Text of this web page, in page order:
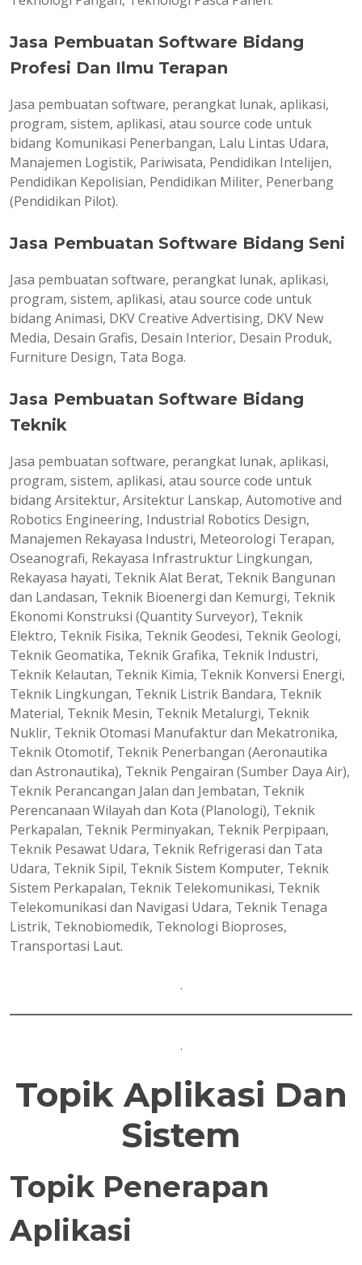
Jasa Pembuatan Software Bidang
Profesi Dan Ilmu Terapan
Jasa pembuatan software, perangkat lunak, aplikasi,
program, sistem, aplikasi, atau source code untuk
bidang Komunikasi Penerbangan, Lalu Lintas Udara,
Manajemen Logistik, Pariwisata, Pendidikan Intelijen,
Pendidikan Kepolisian, Pendidikan Militer, Penerbang
(Pendidikan Pilot).
Jasa Pembuatan Software Bidang Seni
Jasa pembuatan software, perangkat lunak, aplikasi,
program, sistem, aplikasi, atau source code untuk
bidang Animasi, DKV Creative Advertising, DKV New
Media, Desain Grafis, Desain Interior, Desain Produk,
Furniture Design, Tata Boga.
Jasa Pembuatan Software Bidang
Teknik
Jasa pembuatan software, perangkat lunak, aplikasi,
program, sistem, aplikasi, atau source code untuk
bidang Arsitektur, Arsitektur Lanskap, Automotive and
Robotics Engineering, Industrial Robotics Design,
Manajemen Rekayasa Industri, Meteorologi Terapan,
Oseanografi, Rekayasa Infrastruktur Lingkungan,
Rekayasa hayati, Teknik Alat Berat, Teknik Bangunan
dan Landasan, Teknik Bioenergi dan Kemurgi, Teknik
Ekonomi Konstruksi (Quantity Surveyor), Teknik
Elektro, Teknik Fisika, Teknik Geodesi, Teknik Geologi,
Teknik Geomatika, Teknik Grafika, Teknik Industri,
Teknik Kelautan, Teknik Kimia, Teknik Konversi Energi,
Teknik Lingkungan, Teknik Listrik Bandara, Teknik
Material, Teknik Mesin, Teknik Metalurgi, Teknik
Nuklir, Teknik Otomasi Manufaktur dan Mekatronika,
Teknik Otomotif, Teknik Penerbangan (Aeronautika
dan Astronautika), Teknik Pengairan (Sumber Daya Air),
Teknik Perancangan Jalan dan Jembatan, Teknik
Perencanaan Wilayah dan Kota (Planologi), Teknik
Perkapalan, Teknik Perminyakan, Teknik Perpipaan,
Teknik Pesawat Udara, Teknik Refrigerasi dan Tata
Udara, Teknik Sipil, Teknik Sistem Komputer, Teknik
Sistem Perkapalan, Teknik Telekomunikasi, Teknik
Telekomunikasi dan Navigasi Udara, Teknik Tenaga
Listrik, Teknobiomedik, Teknologi Bioproses,
Transportasi Laut.
.
.
Topik Aplikasi Dan
Sistem
Topik Penerapan
Aplikasi